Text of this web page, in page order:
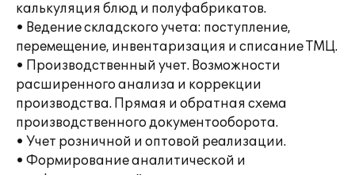
калькуляция блюд и полуфабрикатов.
• Ведение складского учета: поступление,
перемещение, инвентаризация и списание ТМЦ.
• Производственный учет. Возможности
расширенного анализа и коррекции
производства. Прямая и обратная схема
производственного документооборота.
• Учет розничной и оптовой реализации.
• Формирование аналитической и